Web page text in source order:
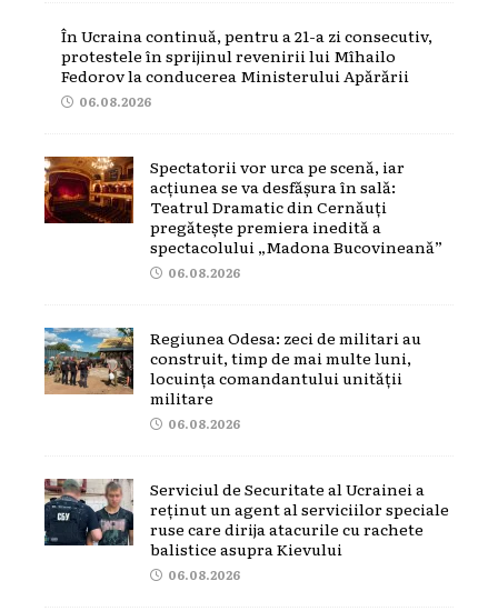
În Ucraina continuă, pentru a 21-a zi consecutiv,
protestele în sprijinul revenirii lui Mîhailo
Fedorov la conducerea Ministerului Apărării
06.08.2026
Spectatorii vor urca pe scenă, iar
acțiunea se va desfășura în sală:
Teatrul Dramatic din Cernăuți
pregătește premiera inedită a
spectacolului „Madona Bucovineană”
06.08.2026
Regiunea Odesa: zeci de militari au
construit, timp de mai multe luni,
locuința comandantului unității
militare
06.08.2026
Serviciul de Securitate al Ucrainei a
reținut un agent al serviciilor speciale
ruse care dirija atacurile cu rachete
balistice asupra Kievului
06.08.2026